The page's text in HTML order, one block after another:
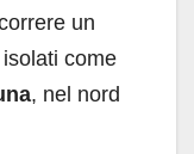
un
come
, nel nord